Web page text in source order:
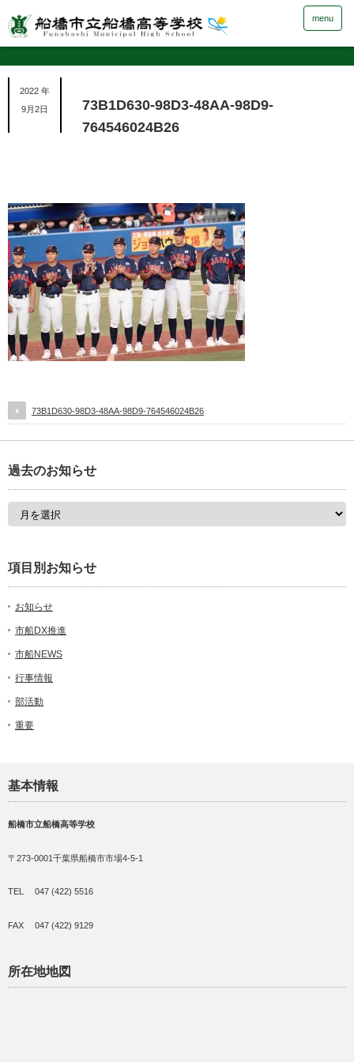
menu
2022 年
9月2日
73B1D630-98D3-48AA-98D9-
764546024B26
73B1D630-98D3-48AA-98D9-764546024B26
過去のお知らせ
項目別お知らせ
お知らせ
市船DX推進
市船NEWS
行事情報
部活動
重要
基本情報
船橋市立船橋高等学校
〒273-0001千葉県船橋市市場4-5-1
TEL 047 (422) 5516
FAX 047 (422) 9129
所在地地図